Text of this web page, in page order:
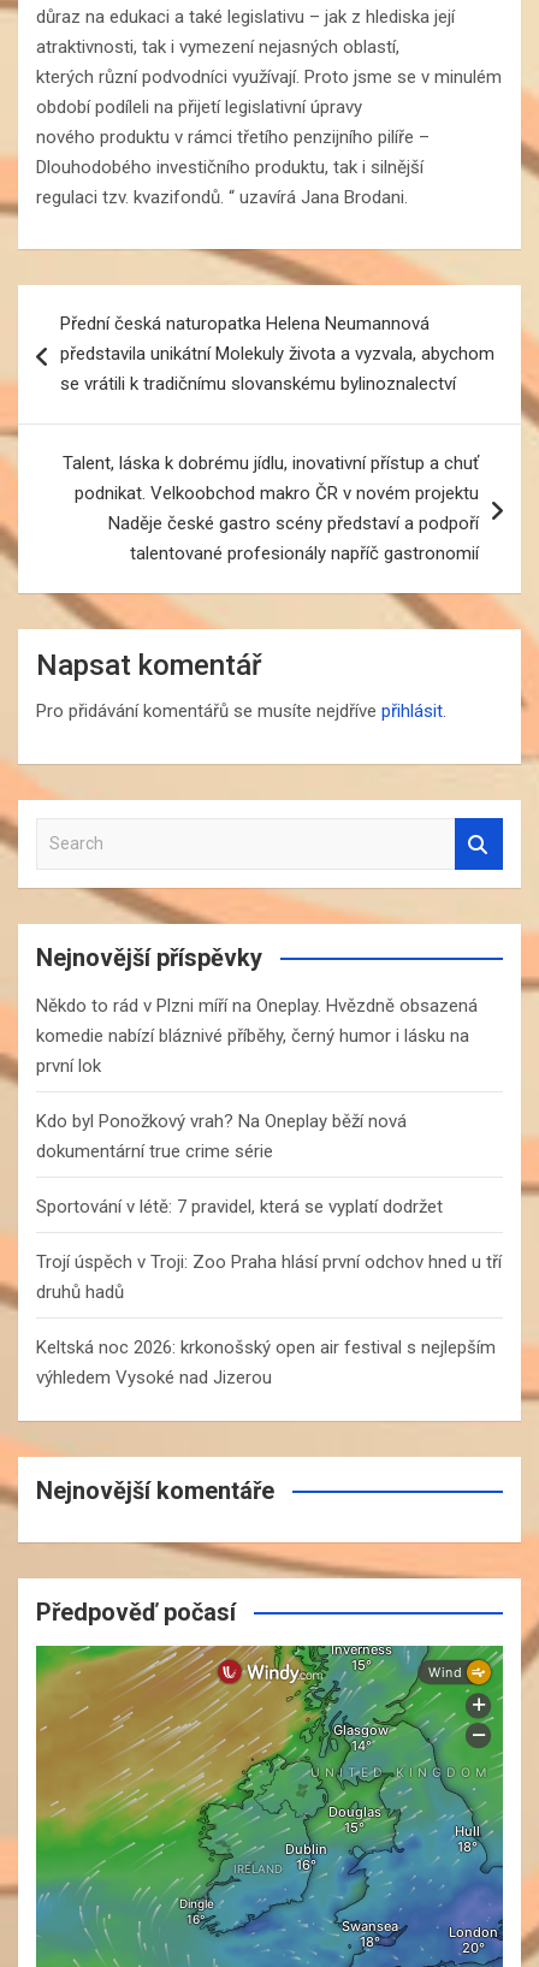
důraz na edukaci a také legislativu – jak z hlediska její
atraktivnosti, tak i vymezení nejasných oblastí,
kterých různí podvodníci využívají. Proto jsme se v minulém
období podíleli na přijetí legislativní úpravy
nového produktu v rámci třetího penzijního pilíře –
Dlouhodobého investičního produktu, tak i silnější
regulaci tzv. kvazifondů. “ uzavírá Jana Brodani.
pro
příspěvek
Přední česká naturopatka Helena Neumannová
představila unikátní Molekuly života a vyzvala, abychom
se vrátili k tradičnímu slovanskému bylinoznalectví
Talent, láska k dobrému jídlu, inovativní přístup a chuť
podnikat. Velkoobchod makro ČR v novém projektu
Naděje české gastro scény představí a podpoří
talentované profesionály napříč gastronomií
Napsat komentář
Pro přidávání komentářů se musíte nejdříve přihlásit.
a
r
c
Nejnovější příspěvky
Někdo to rád v Plzni míří na Oneplay. Hvězdně obsazená
komedie nabízí bláznivé příběhy, černý humor i lásku na
první lok
Kdo byl Ponožkový vrah? Na Oneplay běží nová
dokumentární true crime série
Sportování v létě: 7 pravidel, která se vyplatí dodržet
Trojí úspěch v Troji: Zoo Praha hlásí první odchov hned u tří
druhů hadů
Keltská noc 2026: krkonošský open air festival s nejlepším
výhledem Vysoké nad Jizerou
Nejnovější komentáře
Předpověď počasí